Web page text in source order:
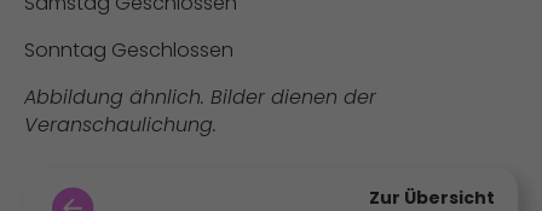
Sonntag Geschlossen
Abbildung ähnlich. Bilder dienen der
Veranschaulichung.
Zur Übersicht